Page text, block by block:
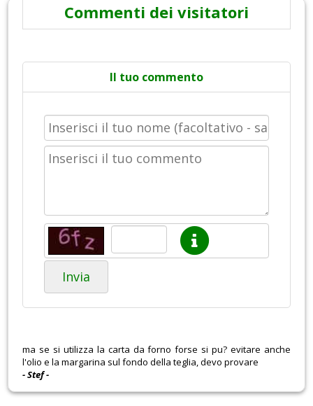
Commenti dei visitatori
Il tuo commento
Invia
ma se si utilizza la carta da forno forse si pu? evitare anche
l'olio e la margarina sul fondo della teglia, devo provare
- Stef -